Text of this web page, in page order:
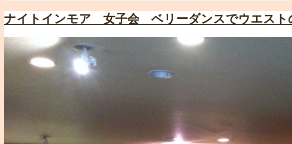
ナイトインモア 女子会 ベリーダンスでウエス